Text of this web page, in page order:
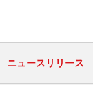
ニュースリリース